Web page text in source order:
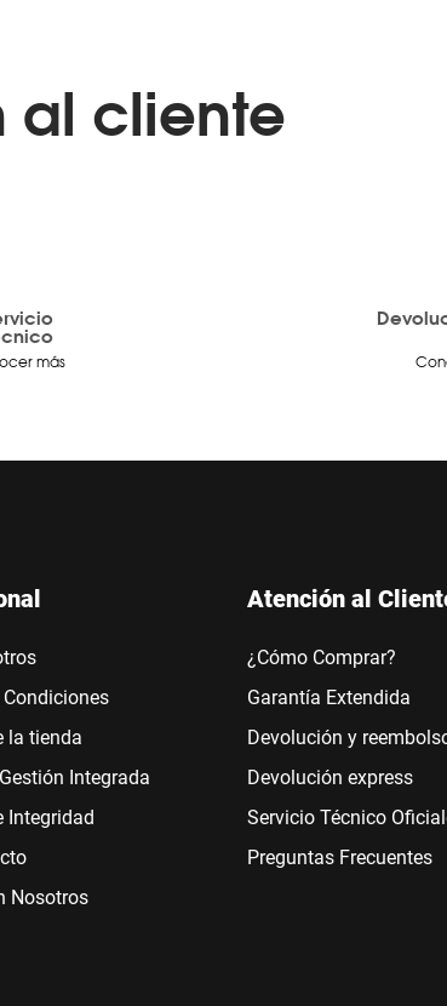
al cliente
más
Atención al
la tienda
Integrada
Integridad
Nosotros
¿Cómo Comprar?
Garantía Extendida
Devolución y
Devolución express
Servicio Técnico
Preguntas Frecuentes